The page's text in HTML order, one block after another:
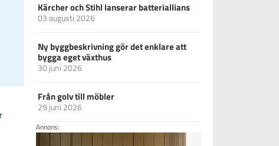
Kärcher och Stihl lanserar batteriallians
03 augusti 2026
Ny byggbeskrivning gör det enklare att
bygga eget växthus
30 juni 2026
Från golv till möbler
29 juni 2026
Annons: